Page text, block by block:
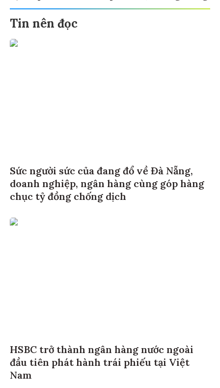
Tin nên đọc
Sức người sức của đang đổ về Đà Nẵng,
doanh nghiệp, ngân hàng cùng góp hàng
chục tỷ đồng chống dịch
HSBC trở thành ngân hàng nước ngoài
đầu tiên phát hành trái phiếu tại Việt
Nam